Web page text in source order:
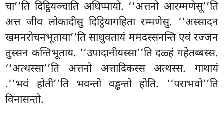
चा’’ति दिट्ठियञ्चाति अधिप्पायो. ‘‘अत्तनो आरम्मणेसू’’ति
अत्त जीव लोकादीसु दिट्ठियागहिता रम्मणेसु. ‘‘अस्सादन
खमनरोचनभूताया’’ति साधुवतायं ममदस्सनन्ति एवं रज्जन
तुस्सन कन्तिभूताय. ‘‘उपादानीयस्सा’’ति दळ्हं गहेतब्बस्स.
‘‘अत्थस्सा’’ति अत्तनो अत्तादिकस्स अत्थस्स. गाथायं
.‘‘भवं होती’’ति भवन्तो वड्ढन्तो होति. ‘‘पराभवो’’ति
विनासन्तो.